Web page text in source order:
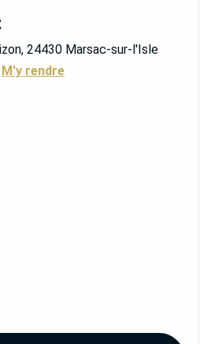
24430 Marsac-sur-l'Isle
M'y rendre